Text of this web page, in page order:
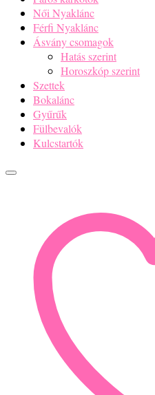
Női Nyaklánc
Férfi Nyaklánc
Ásvány csomagok
Hatás szerint
Horoszkóp szerint
Szettek
Bokalánc
Gyűrűk
Fülbevalók
Kulcstartók